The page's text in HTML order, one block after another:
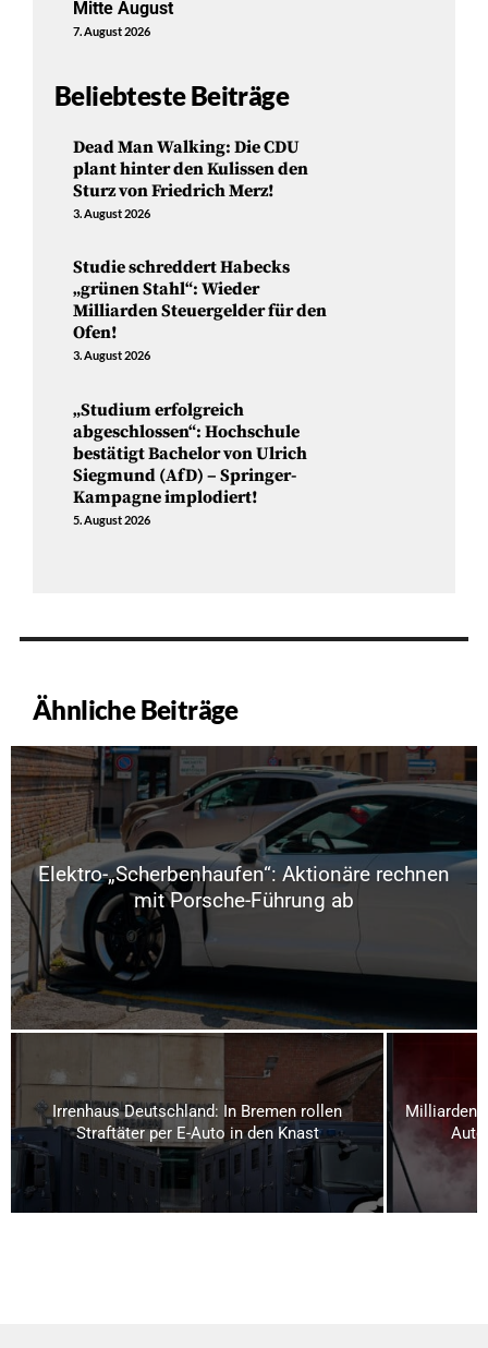
Mitte August
7. August 2026
Beliebteste Beiträge
Dead Man Walking: Die CDU
plant hinter den Kulissen den
Sturz von Friedrich Merz!
3. August 2026
Studie schreddert Habecks
„grünen Stahl“: Wieder
Milliarden Steuergelder für den
Ofen!
3. August 2026
„Studium erfolgreich
abgeschlossen“: Hochschule
bestätigt Bachelor von Ulrich
Siegmund (AfD) – Springer-
Kampagne implodiert!
5. August 2026
Ähnliche Beiträge
Elektro-„Scherbenhaufen“: Aktionäre rechnen
mit Porsche-Führung ab
Irrenhaus Deutschland: In Bremen rollen
Straftäter per E-Auto in den Knast